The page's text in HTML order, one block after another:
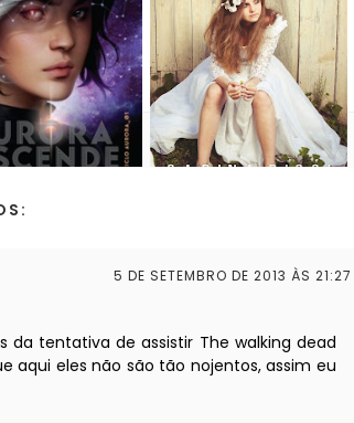
5 DE SETEMBRO DE 2013 ÀS 21:27
da tentativa de assistir The walking dead
aqui eles não são tão nojentos, assim eu